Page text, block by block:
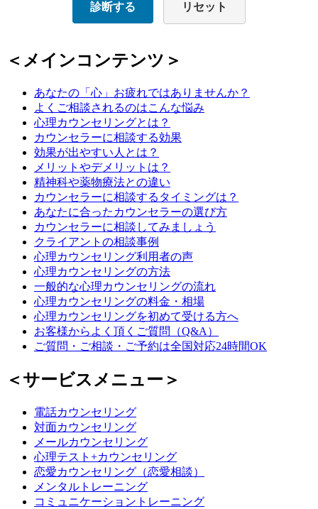
診断する リセット
＜メインコンテンツ＞
あなたの「心」お疲れではありませんか？
よくご相談されるのはこんな悩み
心理カウンセリングとは？
カウンセラーに相談する効果
効果が出やすい人とは？
メリットやデメリットは？
精神科や薬物療法との違い
カウンセラーに相談するタイミングは？
あなたに合ったカウンセラーの選び方
カウンセラーに相談してみましょう
クライアントの相談事例
心理カウンセリング利用者の声
心理カウンセリングの方法
一般的な心理カウンセリングの流れ
心理カウンセリングの料金・相場
心理カウンセリングを初めて受ける方へ
お客様からよく頂くご質問（Q&A）
ご質問・ご相談・ご予約は全国対応24時間OK
＜サービスメニュー＞
電話カウンセリング
対面カウンセリング
メールカウンセリング
心理テスト+カウンセリング
恋愛カウンセリング（恋愛相談）
メンタルトレーニング
コミュニケーショントレーニング